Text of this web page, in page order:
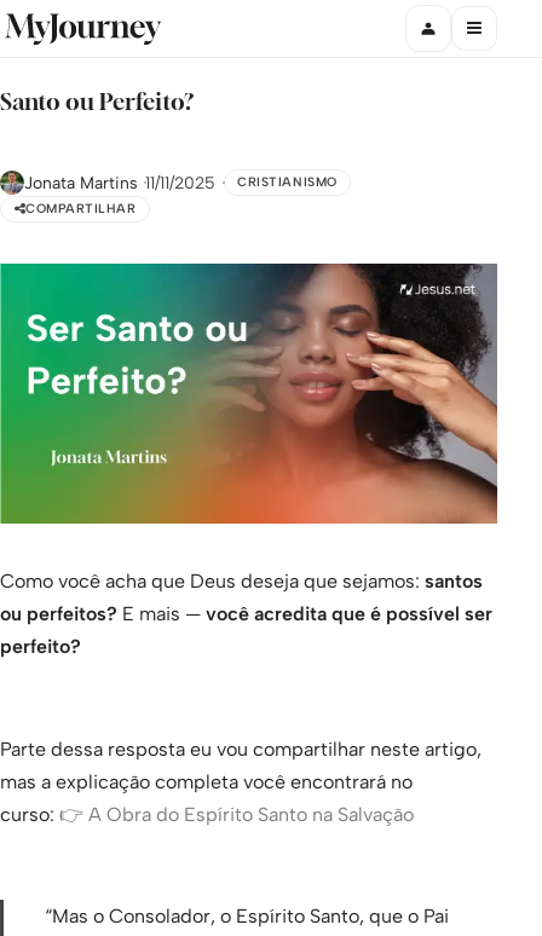
Santo ou Perfeito?
Jonata Martins 11/11/2025
CRISTIANISMO
COMPARTILHAR
Como você acha que Deus deseja que sejamos: santos
ou perfeitos? E mais — você acredita que é possível ser
perfeito?
Parte dessa resposta eu vou compartilhar neste artigo,
mas a explicação completa você encontrará no
curso: 👉 A Obra do Espírito Santo na Salvação
“Mas o Consolador, o Espírito Santo, que o Pai